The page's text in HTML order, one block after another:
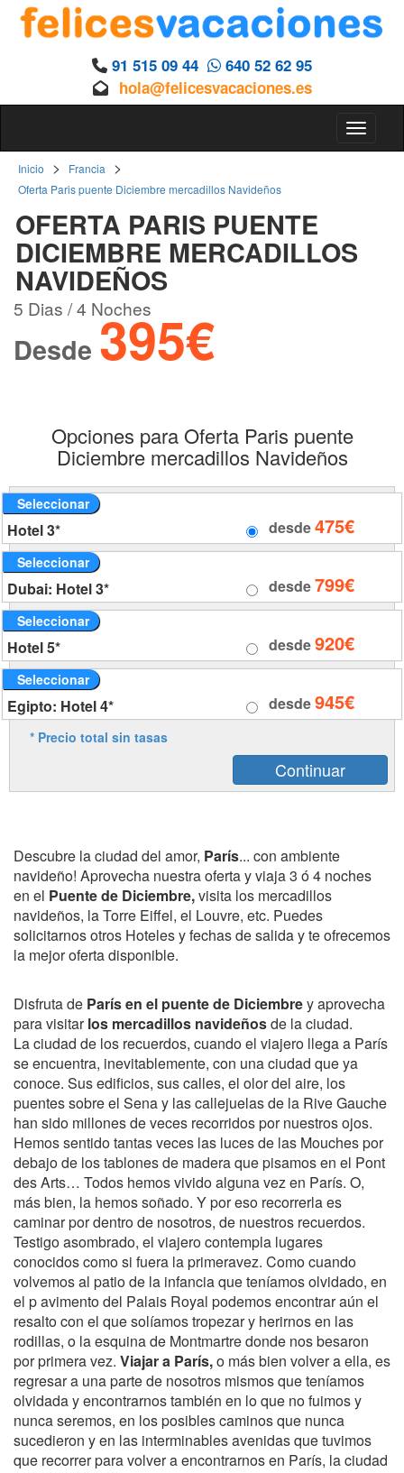
91 515 09 44
640 52 62 95
hola@felicesvacaciones.es
Inicio > Francia >
Oferta Paris puente Diciembre mercadillos Navideños
OFERTA PARIS PUENTE
DICIEMBRE MERCADILLOS
NAVIDEÑOS
5 Dias / 4 Noches
Desde 395€
Opciones para Oferta Paris puente
Diciembre mercadillos Navideños
Seleccionar
Hotel 3* desde475€
Seleccionar
Dubai: Hotel 3* desde799€
Seleccionar
Hotel 5* desde920€
Seleccionar
Egipto: Hotel 4* desde945€
* Precio total sin tasas
Descubre la ciudad del amor, París... con ambiente
navideño! Aprovecha nuestra oferta y viaja 3 ó 4 noches
en el Puente de Diciembre,visita los mercadillos
navideños, la Torre Eiffel, el Louvre, etc. Puedes
solicitarnos otros Hoteles y fechas de salida y te ofrecemos
la mejor oferta disponible.
Disfruta de París en el puente de Diciembrey aprovecha
para visitarlos mercadillos navideñosde la ciudad.
La ciudad de los recuerdos, cuando el viajero llega a París
se encuentra, inevitablemente, con una ciudad que ya
conoce. Sus edificios, sus calles, el olor del aire, los
puentes sobre el Sena y las callejuelas de la Rive Gauche
han sido millones de veces recorridos por nuestros ojos.
Hemos sentido tantas veces las luces de las Mouches por
debajo de los tablones de madera que pisamos en el Pont
des Arts… Todos hemos vivido alguna vez en París. O,
más bien, la hemos soñado. Y por eso recorrerla es
caminar por dentro de nosotros, de nuestros recuerdos.
Testigo asombrado, el viajero contempla lugares
conocidos como si fuera la primeravez. Como cuando
volvemos al patio de la infancia que teníamos olvidado, en
el p avimento del Palais Royal podemos encontrar aún el
resalto con el que solíamos tropezar y herirnos en las
rodillas, o la esquina de Montmartre donde nos besaron
por primera vez. Viajar a París,o más bien volver a ella, es
regresar a una parte de nosotros mismos que teníamos
olvidada y encontrarnos también en lo que no fuimos y
nunca seremos, en los posibles caminos que nunca
sucedieron y en las interminables avenidas que tuvimos
que recorrer para volver a encontrarnos en París, la ciudad